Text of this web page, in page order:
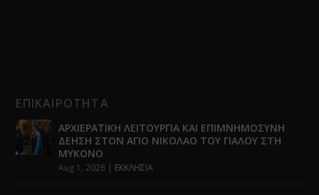
ΕΠΙΚΑΙΡΟΤΗΤΑ
ΑΡΧΙΕΡΑΤΙΚΗ ΛΕΙΤΟΥΡΓΙΑ ΚΑΙ ΕΠΙΜΝΗΜΟΣΥΝΗ
ΔΕΗΣΗ ΣΤΟΝ ΑΓΙΟ ΝΙΚΟΛΑΟ ΤΟΥ ΓΙΑΛΟΥ ΣΤΗ
ΜΥΚΟΝΟ
Aug 1, 2026 | ΕΚΚΛΗΣΙΑ